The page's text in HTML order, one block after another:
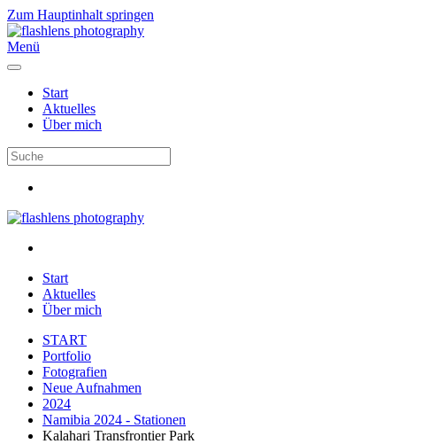
Zum Hauptinhalt springen
Menü
Start
Aktuelles
Über mich
Start
Aktuelles
Über mich
START
Portfolio
Fotografien
Neue Aufnahmen
2024
Namibia 2024 - Stationen
Kalahari Transfrontier Park